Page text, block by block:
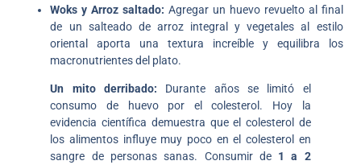
Woks y Arroz saltado: Agregar un huevo revuelto al final
de un salteado de arroz integral y vegetales al estilo
oriental aporta una textura increíble y equilibra los
macronutrientes del plato.
Un mito derribado: Durante años se limitó el
consumo de huevo por el colesterol. Hoy la
evidencia científica demuestra que el colesterol de
los alimentos influye muy poco en el colesterol en
sangre de personas sanas. Consumir de 1 a 2